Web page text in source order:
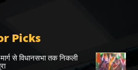
Picks
से विधानसभा तक निकली